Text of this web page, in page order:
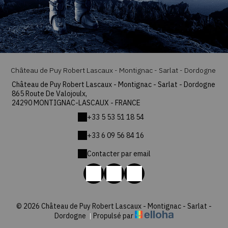
Château de Puy Robert Lascaux - Montignac - Sarlat - Dordogne
Château de Puy Robert Lascaux - Montignac - Sarlat - Dordogne
865 Route De Valojoulx,
24290 MONTIGNAC-LASCAUX - FRANCE
+33 5 53 51 18 54
+33 6 09 56 84 16
Contacter par email
© 2026 Château de Puy Robert Lascaux - Montignac - Sarlat -
Dordogne | Propulsé par